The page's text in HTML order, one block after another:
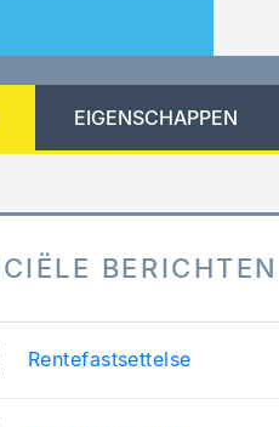
EIGENSCHAPPEN
BERICHTEN
Rentefastsettelse